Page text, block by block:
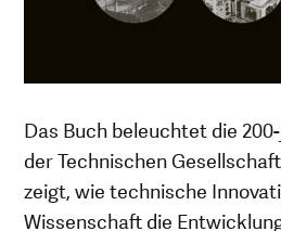
Das Buch beleuchtet die
der Technischen
zeigt, wie technische
Wissenschaft die